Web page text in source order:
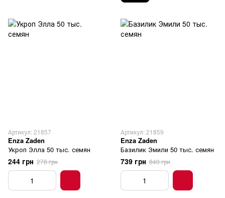
Артикул: 21857
Enza Zaden
Укроп Элла 50 тыс. семян
244 грн 278 грн
Артикул: 21859
Enza Zaden
Базилик Эмили 50 тыс. семян
739 грн 840 грн